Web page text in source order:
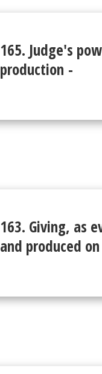
165. Judge's
production -
163. Giving, as
and produced